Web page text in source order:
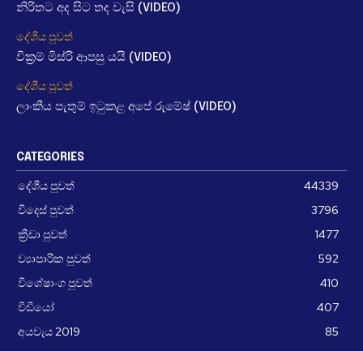
නිරිතට අද සිට තද වැසි (VIDEO)
දේශීය පුවත්
වික්‍රම් මිස්රි ආපසු යයි (VIDEO)
දේශීය පුවත්
ලාංකීය පැතුම් ඉටුකළ අපේ රුමේෂ් (VIDEO)
CATEGORIES
දේශීය පුවත්
44339
විදෙස් පුවත්
3796
ක්‍රීඩා පුවත්
1477
ව්‍යාපාරික පුවත්
592
විශේෂාංග පුවත්
410
වීඩීයෝ
407
අයවැය 2019
85